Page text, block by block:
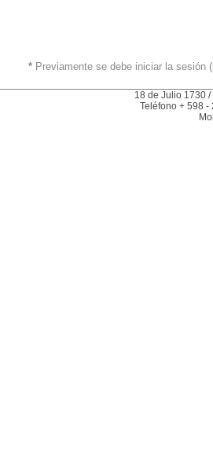
* Previamente se debe iniciar la sesión
18 de Julio 1730
Teléfono + 598 -